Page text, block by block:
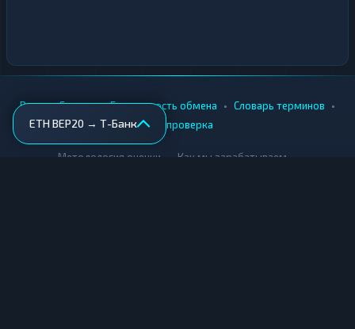
ETH BEP20 → Т-Банк
Вики • Города • Безопасность обмена • Словарь терминов •
AML-проверка
Методология оценки Как мы зарабатываем